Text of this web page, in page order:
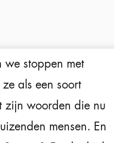
stoppen met
als een soort
zijn woorden die nu
mensen. En